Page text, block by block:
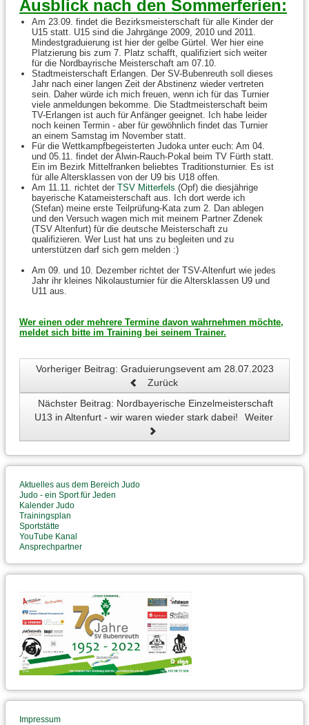
Ausblick nach den Sommerferien:
Am 23.09. findet die Bezirksmeisterschaft für alle Kinder der
U15 statt. U15 sind die Jahrgänge 2009, 2010 und 2011.
Mindestgraduierung ist hier der gelbe Gürtel. Wer hier eine
Platzierung bis zum 7. Platz schafft, qualifiziert sich weiter
für die Nordbayrische Meisterschaft am 07.10.
Stadtmeisterschaft Erlangen. Der SV-Bubenreuth soll dieses
Jahr nach einer langen Zeit der Abstinenz wieder vertreten
sein. Daher würde ich mich freuen, wenn ich für das Turnier
viele anmeldungen bekomme. Die Stadtmeisterschaft beim
TV-Erlangen ist auch für Anfänger geeignet. Ich habe leider
noch keinen Termin - aber für gewöhnlich findet das Turnier
an einem Samstag im November statt.
Für die Wettkampfbegeisterten Judoka unter euch: Am 04.
und 05.11. findet der Alwin-Rauch-Pokal beim TV Fürth statt.
Ein im Bezirk Mittelfranken beliebtes Traditionsturnier. Es ist
für alle Altersklassen von der U9 bis U18 offen.
Am 11.11. richtet der TSV Mitterfels (Opf) die diesjährige
bayerische Katameisterschaft aus. Ich dort werde ich
(Stefan) meine erste Teilprüfung-Kata zum 2. Dan ablegen
und den Versuch wagen mich mit meinem Partner Zdenek
(TSV Altenfurt) für die deutsche Meisterschaft zu
qualifizieren. Wer Lust hat uns zu begleiten und zu
unterstützen darf sich gern melden :)
Am 09. und 10. Dezember richtet der TSV-Altenfurt wie jedes
Jahr ihr kleines Nikolausturnier für die Altersklassen U9 und
U11 aus.
Wer einen oder mehrere Termine davon wahrnehmen möchte,
meldet sich bitte im Training bei seinem Trainer.
Vorheriger Beitrag: Graduierungsevent am 28.07.2023
Zurück
Nächster Beitrag: Nordbayerische Einzelmeisterschaft
U13 in Altenfurt - wir waren wieder stark dabei!
Weiter
Aktuelles aus dem Bereich Judo
Judo - ein Sport für Jeden
Kalender Judo
Trainingsplan
Sportstätte
YouTube Kanal
Ansprechpartner
Impressum